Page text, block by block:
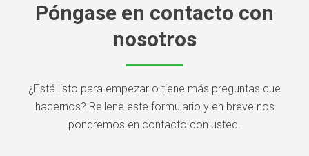
Póngase en contacto con
nosotros
¿Está listo para empezar o tiene más preguntas que
hacernos? Rellene este formulario y en breve nos
pondremos en contacto con usted.